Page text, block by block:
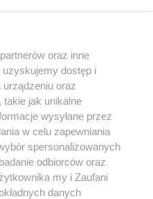
oraz inne
dostęp i
oraz
takie jak unikalne
wysyłane przez
w celu zapewniania
spersonalizowanych
odbiorców oraz
my i Zaufani
danych